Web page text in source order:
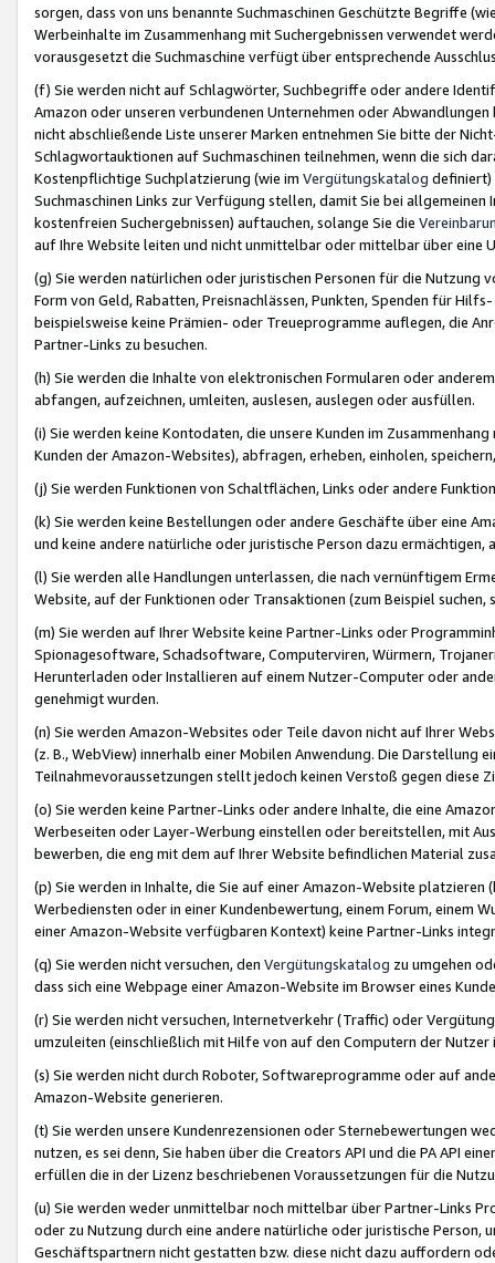
sorgen, dass von uns benannte Suchmaschinen Geschützte Begriffe
Werbeinhalte im Zusammenhang mit Suchergebnissen verwendet
vorausgesetzt die Suchmaschine verfügt über entsprechende
(f) Sie werden nicht auf Schlagwörter, Suchbegriffe oder andere
Amazon oder unseren verbundenen Unternehmen oder
nicht abschließende Liste unserer Marken entnehmen Sie bitte der
Schlagwortauktionen auf Suchmaschinen teilnehmen, wenn die sich
Kostenpflichtige Suchplatzierung (wie im Vergütungskatalog definiert)
Suchmaschinen Links zur Verfügung stellen, damit Sie bei
kostenfreien Suchergebnissen) auftauchen, solange Sie die
auf Ihre Website leiten und nicht unmittelbar oder mittelbar über eine
(g) Sie werden natürlichen oder juristischen Personen für die Nutzung
Form von Geld, Rabatten, Preisnachlässen, Punkten, Spenden für
beispielsweise keine Prämien- oder Treueprogramme auflegen, die
Partner-Links zu besuchen.
(h) Sie werden die Inhalte von elektronischen Formularen oder
abfangen, aufzeichnen, umleiten, auslesen, auslegen oder ausfüllen.
(i) Sie werden keine Kontodaten, die unsere Kunden im
Kunden der Amazon-Websites), abfragen, erheben, einholen,
(j) Sie werden Funktionen von Schaltflächen, Links oder andere
(k) Sie werden keine Bestellungen oder andere Geschäfte über eine
und keine andere natürliche oder juristische Person dazu
(l) Sie werden alle Handlungen unterlassen, die nach vernünftigem
Website, auf der Funktionen oder Transaktionen (zum Beispiel
(m) Sie werden auf Ihrer Website keine Partner-Links oder
Spionagesoftware, Schadsoftware, Computerviren, Würmern,
Herunterladen oder Installieren auf einem Nutzer-Computer oder
genehmigt wurden.
(n) Sie werden Amazon-Websites oder Teile davon nicht auf Ihrer
(z. B., WebView) innerhalb einer Mobilen Anwendung. Die Darstellung
Teilnahmevoraussetzungen stellt jedoch keinen Verstoß gegen diese
(o) Sie werden keine Partner-Links oder andere Inhalte, die eine
Werbeseiten oder Layer-Werbung einstellen oder bereitstellen, mit
bewerben, die eng mit dem auf Ihrer Website befindlichen Material
(p) Sie werden in Inhalte, die Sie auf einer Amazon-Website
Werbediensten oder in einer Kundenbewertung, einem Forum, einem
einer Amazon-Website verfügbaren Kontext) keine Partner-Links
(q) Sie werden nicht versuchen, den Vergütungskatalog zu umgehen
dass sich eine Webpage einer Amazon-Website im Browser eines
(r) Sie werden nicht versuchen, Internetverkehr (Traffic) oder
umzuleiten (einschließlich mit Hilfe von auf den Computern der
(s) Sie werden nicht durch Roboter, Softwareprogramme oder auf
Amazon-Website generieren.
(t) Sie werden unsere Kundenrezensionen oder Sternebewertungen
nutzen, es sei denn, Sie haben über die Creators API und die PA API
erfüllen die in der Lizenz beschriebenen Voraussetzungen für die
(u) Sie werden weder unmittelbar noch mittelbar über Partner-Links
oder zu Nutzung durch eine andere natürliche oder juristische
Geschäftspartnern nicht gestatten bzw. diese nicht dazu auffordern